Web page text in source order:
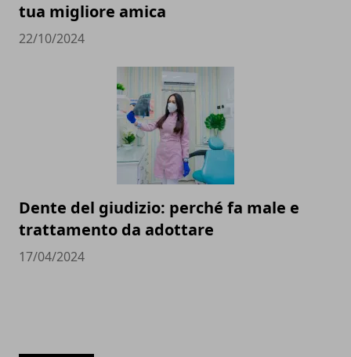
tua migliore amica
22/10/2024
Dente del giudizio: perché fa male e
trattamento da adottare
17/04/2024